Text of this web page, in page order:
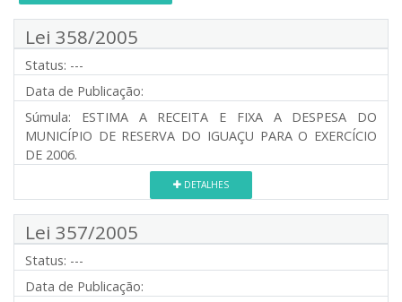
Lei 358/2005
Status: ---
Data de Publicação:
Súmula: ESTIMA A RECEITA E FIXA A DESPESA DO
MUNICÍPIO DE RESERVA DO IGUAÇU PARA O EXERCÍCIO
DE 2006.
DETALHES
Lei 357/2005
Status: ---
Data de Publicação: